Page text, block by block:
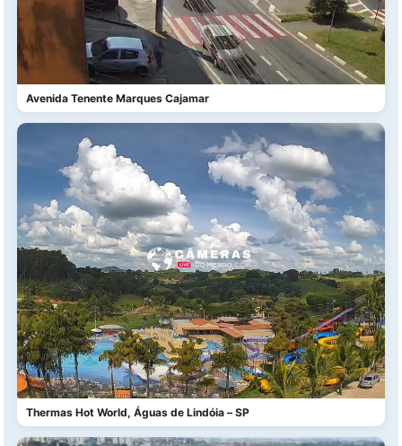
Avenida Tenente Marques Cajamar
Thermas Hot World, Águas de Lindóia – SP